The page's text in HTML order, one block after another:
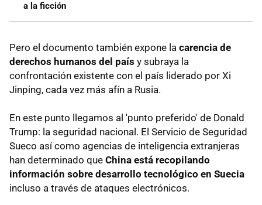
a la ficción
Pero el documento también expone la carencia de
derechos humanos del país y subraya la
confrontación existente con el país liderado por Xi
Jinping, cada vez más afín a Rusia.
En este punto llegamos al 'punto preferido' de Donald
Trump: la seguridad nacional. El Servicio de Seguridad
Sueco así como agencias de inteligencia extranjeras
han determinado que China está recopilando
información sobre desarrollo tecnológico en Suecia
incluso a través de ataques electrónicos.